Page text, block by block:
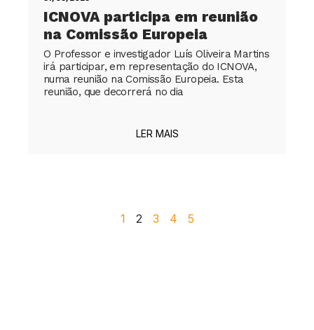
ICNOVA participa em reunião
na Comissão Europeia
O Professor e investigador Luís Oliveira Martins
irá participar, em representação do ICNOVA,
numa reunião na Comissão Europeia. Esta
reunião, que decorrerá no dia
LER MAIS
1 2 3 4 5